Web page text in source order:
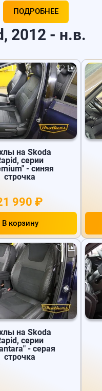
ПОДРОБНЕЕ
2012 - н.в.
на Skoda
серии
- синяя
строчка
990 ₽
В корзину
на Skoda
серии
- серая
строчка